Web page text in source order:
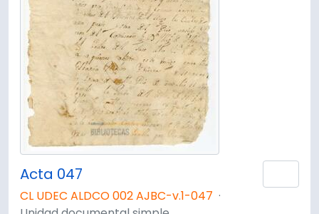
Acta 047
CL UDEC ALDCO 002 AJBC-v.1-047 ·